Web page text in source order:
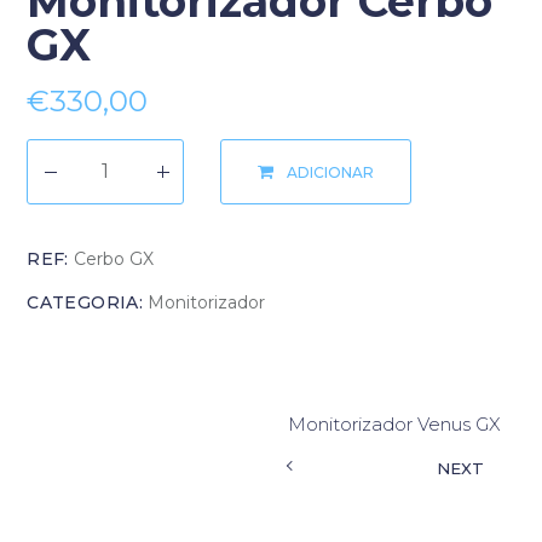
GX
€330,00
ADICIONAR
REF: Cerbo GX
CATEGORIA: Monitorizador
Monitorizador Venus GX
NEXT